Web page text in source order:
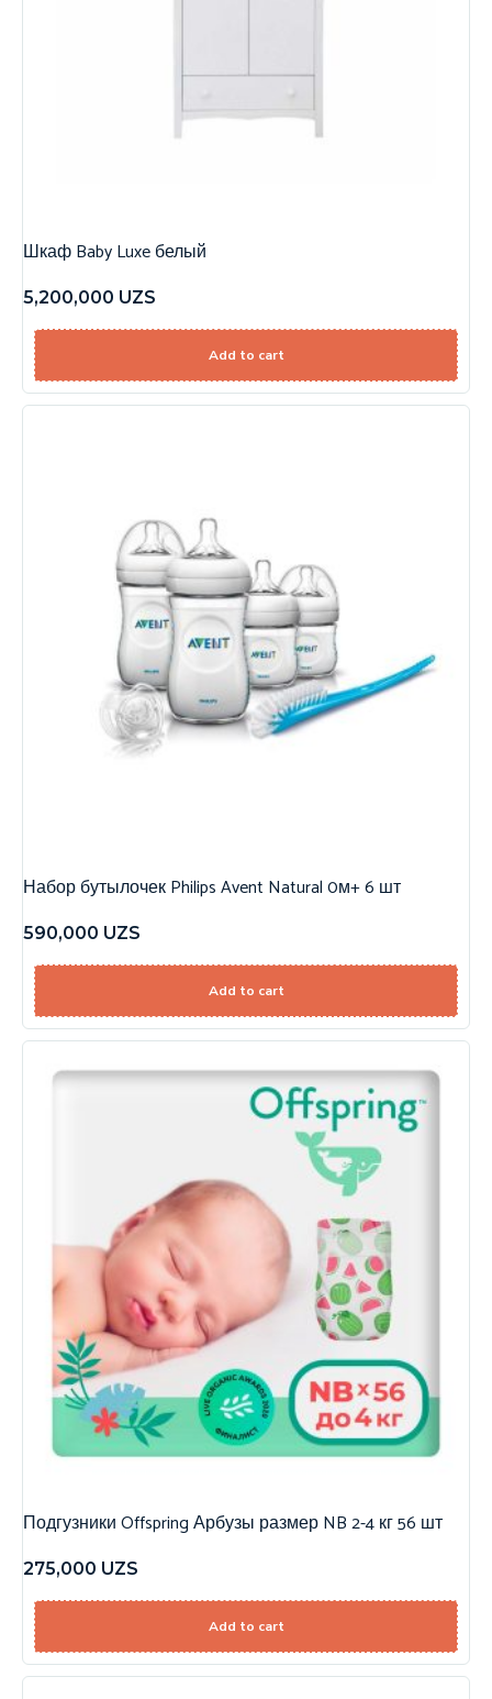
Шкаф Baby Luxe белый
5,200,000 UZS
Add to cart
Набор бутылочек Philips Avent Natural 0м+ 6 шт
590,000 UZS
Add to cart
Подгузники Offspring Арбузы размер NB 2-4 кг 56 шт
275,000 UZS
Add to cart